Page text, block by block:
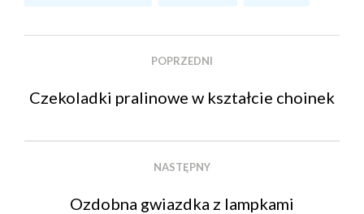
POPRZEDNI
Czekoladki pralinowe w kształcie choinek
NASTĘPNY
Ozdobna gwiazdka z lampkami